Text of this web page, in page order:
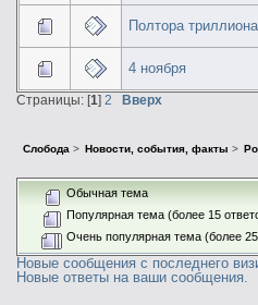
Полтора
4 ноября
Страницы: [1] 2 Вверх
Слобода > Новости, события, факты >
Обычная тема
Популярная тема (более 15
Очень популярная тема (более 25
Новые сообщения с последнего
Новые ответы на ваши сообщения.